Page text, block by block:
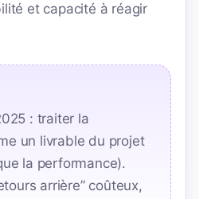
et capacité à réagir
: traiter la
un livrable du projet
la performance).
arrière” coûteux,